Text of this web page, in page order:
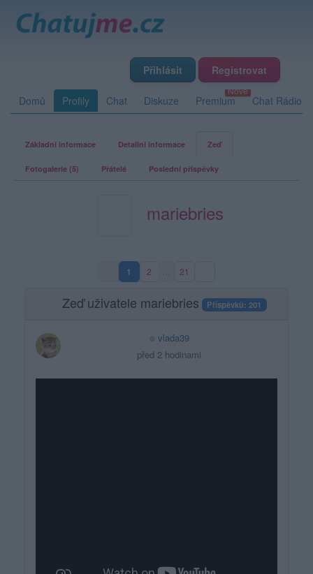
Přihlásit Registrovat
Domů Profily Chat Diskuze Premium Chat Rádio
Základní informace Detailní informace Zeď
Fotogalerie (5) Přátelé Poslední příspěvky
mariebries
1(aktuální strana)
2 21
Zeď uživatele mariebries Příspěvků: 201
vlada39
před 2 hodinami